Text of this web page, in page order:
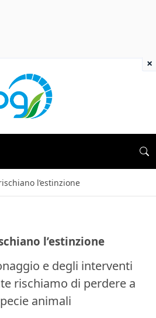
l’estinzione
l’estinzione
e degli interventi
rischiamo di perdere a
animali
×